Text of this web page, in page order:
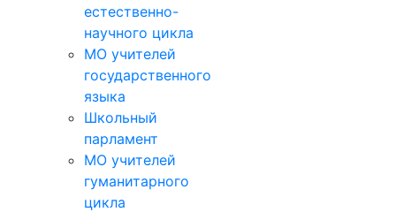
естественно-
научного цикла
МО учителей
государственного
языка
Школьный
парламент
МО учителей
гуманитарного
цикла